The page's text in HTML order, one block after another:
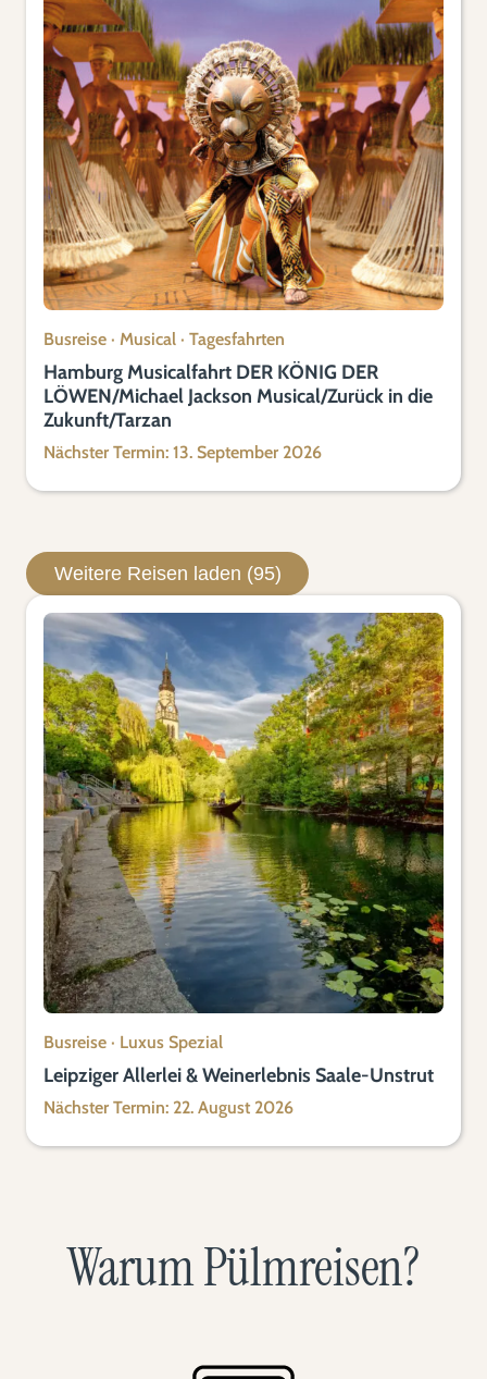
Busreise · Musical · Tagesfahrten
Hamburg Musicalfahrt DER KÖNIG DER
LÖWEN/Michael Jackson Musical/Zurück in die
Zukunft/Tarzan
Nächster Termin: 13. September 2026
Weitere Reisen laden (95)
Busreise · Luxus Spezial
Leipziger Allerlei & Weinerlebnis Saale-Unstrut
Nächster Termin: 22. August 2026
Warum Pülmreisen?